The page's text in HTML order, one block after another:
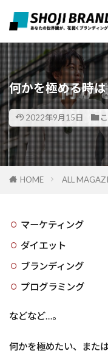
何かを極める時
2022年9月15日
HOME ALL
マーケティング
ダイエット
ブランディング
プログラミング
などなど…。
何かを極めたい、また